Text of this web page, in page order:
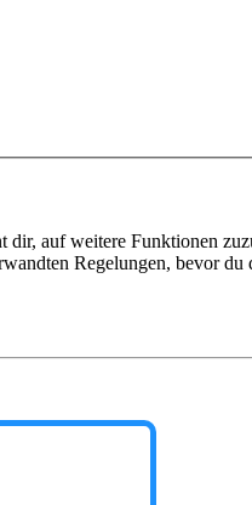
dir, auf weitere Funktionen
Regelungen, bevor du